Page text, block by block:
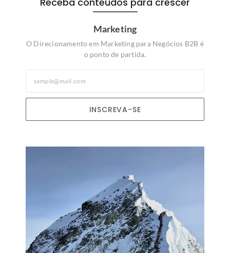
Marketing
O Direcionamento em Marketing para Negócios B2B é
o ponto de partida.
INSCREVA-SE